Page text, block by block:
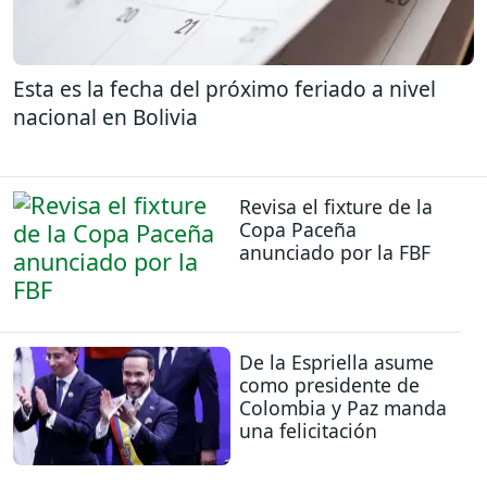
Esta es la fecha del próximo feriado a nivel
nacional en Bolivia
Revisa el fixture de la
Copa Paceña
anunciado por la FBF
De la Espriella asume
como presidente de
Colombia y Paz manda
una felicitación